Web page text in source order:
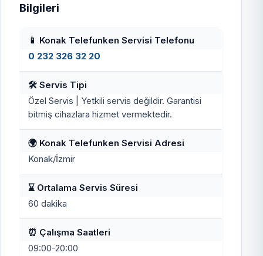
Bilgileri
📱 Konak Telefunken Servisi Telefonu
0 232 326 32 20
🛠️ Servis Tipi
Özel Servis | Yetkili servis değildir. Garantisi
bitmiş cihazlara hizmet vermektedir.
🌍 Konak Telefunken Servisi Adresi
Konak/İzmir
⌛ Ortalama Servis Süresi
60 dakika
⏰ Çalışma Saatleri
09:00-20:00